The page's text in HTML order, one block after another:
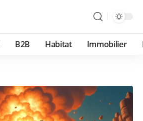
B2B Habitat Immobilier